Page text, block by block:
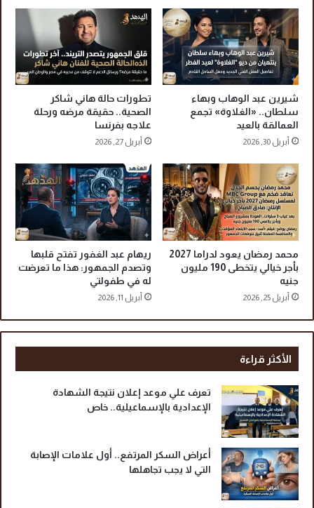
ص
ئ
ب
و
ن
ج
ل
ت
ي
م
ن
ا
خ
ن
و
ل
ز
و
ج
ك
ر
ف
ي
ب
ن
ي
س
شيرين عبد الوهاب وبهاء
سلطان.. «الغلاوة» تجمع
العمالقة بالعيد
أبريل 30, 2026
تطورات حالة هاني شاكر
الصحية.. حقيقة مرضه ورحلة
علاجه بفرنسا
أبريل 27, 2026
محمد رمضان يعود لدراما 2027
بأجر خيالي يتخطى 190 مليون
جنيه
أبريل 25, 2026
ريهام عبد الغفور تفتح قلبها
وتصدم الجمهور: هذا ما تعرضت
له في طفولتي
أبريل 11, 2026
الأكثر قراءة
تعرف علي موعد إعلان نتيجة الشهادة
الإعدادية بالإسماعيلية.. خاص
أعراض السكر المرتفع.. أول علامات الإصابة
التي لا يجب تجاهلها